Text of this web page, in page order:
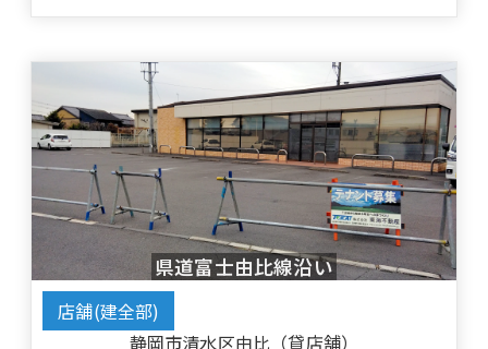
県道富士由比線沿い
店舗(建全部)
静岡市清水区由比（貸店舗）